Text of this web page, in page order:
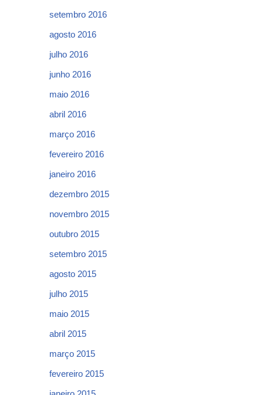
setembro 2016
agosto 2016
julho 2016
junho 2016
maio 2016
abril 2016
março 2016
fevereiro 2016
janeiro 2016
dezembro 2015
novembro 2015
outubro 2015
setembro 2015
agosto 2015
julho 2015
maio 2015
abril 2015
março 2015
fevereiro 2015